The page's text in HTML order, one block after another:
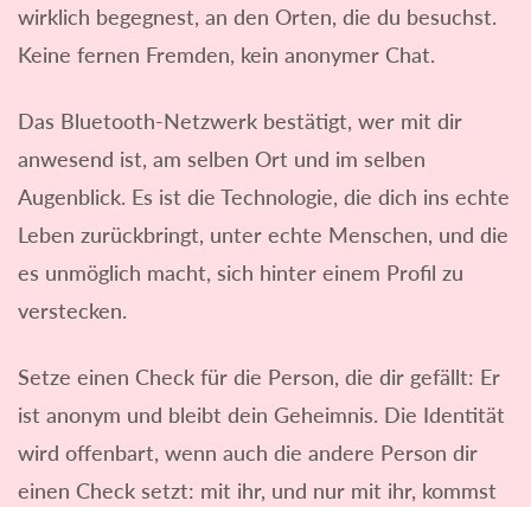
wirklich begegnest, an den Orten, die du besuchst.
Keine fernen Fremden, kein anonymer Chat.
Das Bluetooth-Netzwerk bestätigt, wer mit dir
anwesend ist, am selben Ort und im selben
Augenblick. Es ist die Technologie, die dich ins echte
Leben zurückbringt, unter echte Menschen, und die
es unmöglich macht, sich hinter einem Profil zu
verstecken.
Setze einen Check für die Person, die dir gefällt: Er
ist anonym und bleibt dein Geheimnis. Die Identität
wird offenbart, wenn auch die andere Person dir
einen Check setzt: mit ihr, und nur mit ihr, kommst